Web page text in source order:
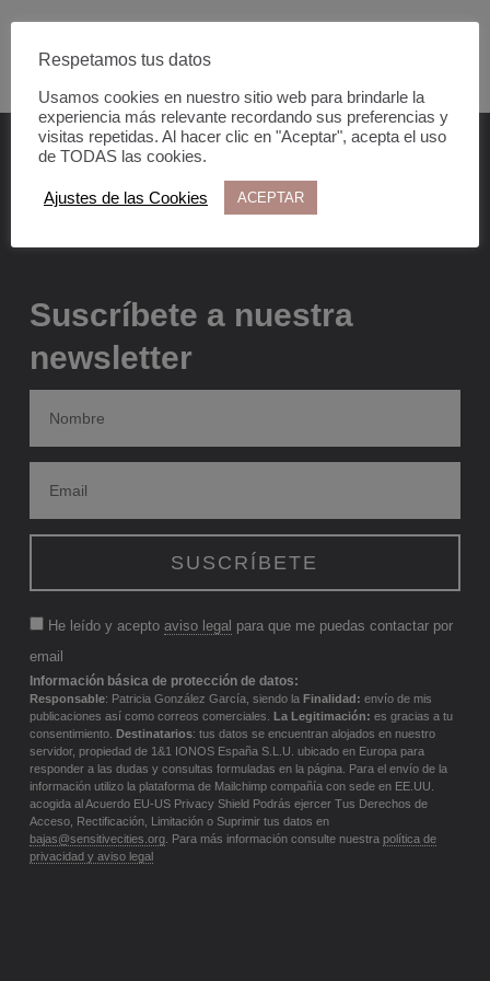
Suscríbete a nuestra
newsletter
He leído y acepto aviso legal para que me puedas contactar por
email
Información básica de protección de datos:
Responsable: Patricia González García, siendo la Finalidad: envío de mis
publicaciones así como correos comerciales. La Legitimación: es gracias a tu
consentimiento. Destinatarios: tus datos se encuentran alojados en nuestro
servidor, propiedad de 1&1 IONOS España S.L.U. ubicado en Europa para
responder a las dudas y consultas formuladas en la página. Para el envío de la
información utilizo la plataforma de Mailchimp compañía con sede en EE.UU.
acogida al Acuerdo EU-US Privacy Shield Podrás ejercer Tus Derechos de
Acceso, Rectificación, Limitación o Suprimir tus datos en
bajas@sensitivecities.org. Para más información consulte nuestra política de
privacidad y aviso legal
Respetamos tus datos
Usamos cookies en nuestro sitio web para brindarle la
experiencia más relevante recordando sus preferencias y
visitas repetidas. Al hacer clic en "Aceptar", acepta el uso
de TODAS las cookies.
Ajustes de las Cookies ACEPTAR